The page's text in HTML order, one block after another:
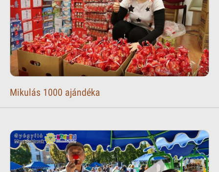
Mikulás 1000 ajándéka